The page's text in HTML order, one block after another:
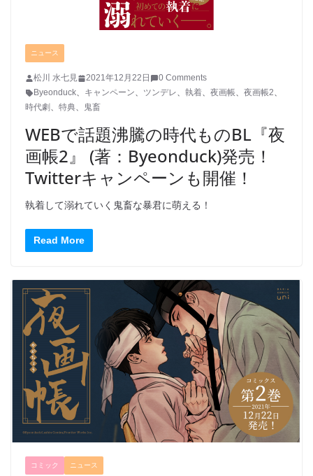
ニュース
松川 水七見 2021年12月22日
0 Comments
Byeonduck、 キャンペーン、 ツンデレ、 執着、 夜画帳、 夜画帳2、
時代劇 、 特典、 鬼畜
WEBで話題沸騰の時代ものBL『夜
画帳2』 (著：Byeonduck)発売！
Twitterキャンペーンも開催！
執着して溺れていく鬼畜な暴君に萌える！
Read More
コミック ニュース